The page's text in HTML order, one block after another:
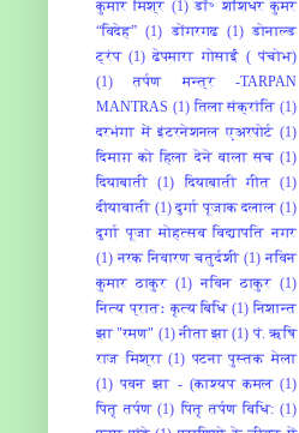
कुमार मिश्र (1) डॉ॰ शशिधर कुमर
“विदेह” (1) डोंगरगढ (1) डोनाल्ड
ट्रंप (1) ढेपमारा गोसाईं ( पंचोभ)
(1)
तर्पण मन्त्र -TARPAN
MANTRAS (1) तिला संक्रांति (1)
दरभंगा में इंटरनेशनल एअरपोर्ट (1)
दिमाग़ को हिला देने वाला सच (1)
दियाबाती (1) दियाबाती गीत (1)
दीयावाती (1) दुर्गा पूजाक दलाल (1)
दुर्गा पूजा मोहत्सव विद्यापति नगर
(1) नरक निवारण चतुर्दशी (1) नविन
कुमार ठाकुर (1) नविन ठाकुर (1)
नित्य प्रातः कृत्य बिधि (1) निशान्त
झा "रमण" (1) नीता झा (1) पं. ऋषि
राज मिश्रा (1) पटना पुस्‍तक मेला
(1) पवन झा - (काश्यप कमल (1)
पितृ तर्पण (1) पितृ तर्पण विधि: (1)